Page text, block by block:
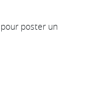
pour poster un